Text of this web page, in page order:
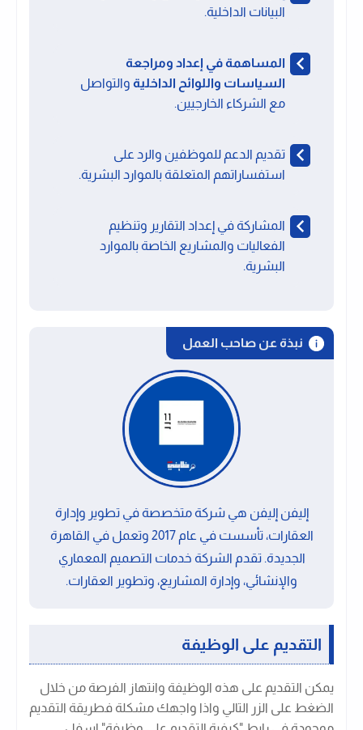
البيانات الداخلية.
المساهمة في إعداد ومراجعة
السياسات واللوائح الداخلية والتواصل
مع الشركاء الخارجيين.
تقديم الدعم للموظفين والرد على
استفساراتهم المتعلقة بالموارد البشرية.
المشاركة في إعداد التقارير وتنظيم
الفعاليات والمشاريع الخاصة بالموارد
البشرية.
نبذة عن صاحب العمل
إليفن إليفن هي شركة متخصصة في تطوير وإدارة
العقارات، تأسست في عام 2017 وتعمل في القاهرة
الجديدة. تقدم الشركة خدمات التصميم المعماري
والإنشائي، وإدارة المشاريع، وتطوير العقارات.
التقديم على الوظيفة
يمكن التقديم على هذه الوظيفة وانتهاز الفرصة من خلال
الضغط على الزر التالي واذا واجهك مشكلة فطريقة التقديم